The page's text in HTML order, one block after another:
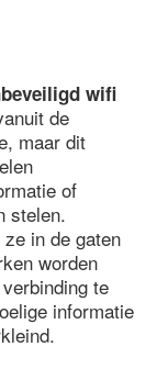
wifi
de
maar dit
of
stelen.
in de gaten
worden
te
informatie